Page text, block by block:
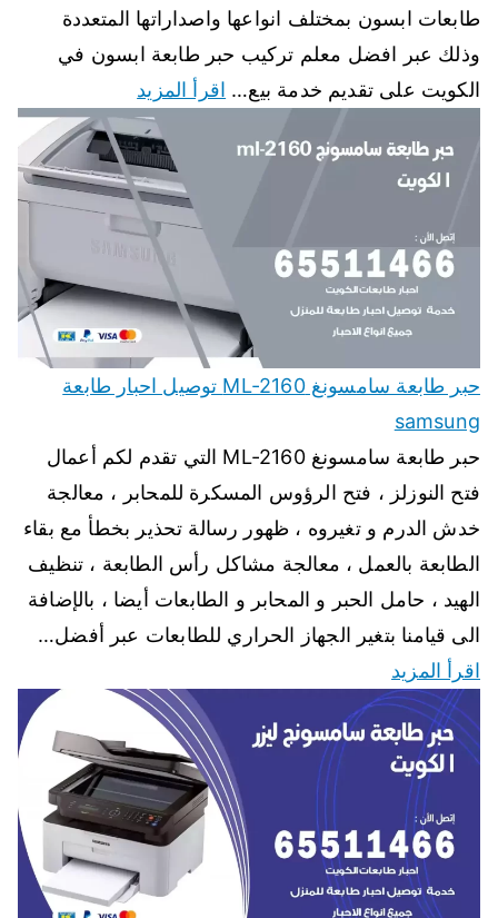
طابعات ابسون بمختلف انواعها واصداراتها المتعددة
وذلك عبر افضل معلم تركيب حبر طابعة ابسون في
الكويت على تقديم خدمة بيع… اقرأ المزيد
حبر طابعة سامسونغ ML-2160 توصيل احبار طابعة
samsung
حبر طابعة سامسونغ ML-2160 التي تقدم لكم أعمال
فتح النوزلز ، فتح الرؤوس المسكرة للمحابر ، معالجة
خدش الدرم و تغيروه ، ظهور رسالة تحذير بخطأ مع بقاء
الطابعة بالعمل ، معالجة مشاكل رأس الطابعة ، تنظيف
الهيد ، حامل الحبر و المحابر و الطابعات أيضا ، بالإضافة
الى قيامنا بتغير الجهاز الحراري للطابعات عبر أفضل…
اقرأ المزيد